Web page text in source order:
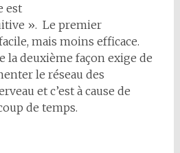
est
». Le premier
mais moins efficace.
la deuxième façon exige de
le réseau des
et c’est à cause de
de temps.